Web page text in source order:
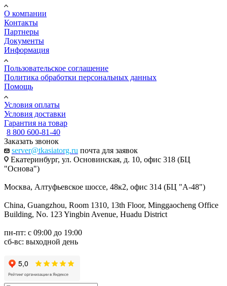
О компании
Контакты
Партнеры
Документы
Информация
Пользовательское соглашение
Политика обработки персональных данных
Помощь
Условия оплаты
Условия доставки
Гарантия на товар
8 800 600-81-40
Заказать звонок
server@tkasiatorg.ru почта для заявок
Екатеринбург, ул. Основинская, д. 10, офис 318 (БЦ
"Основа")
Москва, Алтуфьевское шоссе, 48к2, офис 314 (БЦ "А-48")
China, Guangzhou, Room 1310, 13th Floor, Minggaocheng Office
Building, No. 123 Yingbin Avenue, Huadu District
пн-пт: с 09:00 до 19:00
сб-вс: выходной день